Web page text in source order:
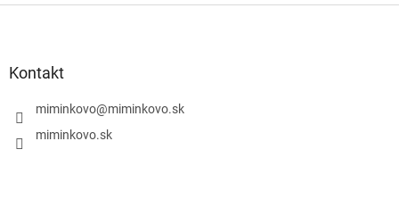
Kontakt
miminkovo@miminkovo.sk
miminkovo.sk